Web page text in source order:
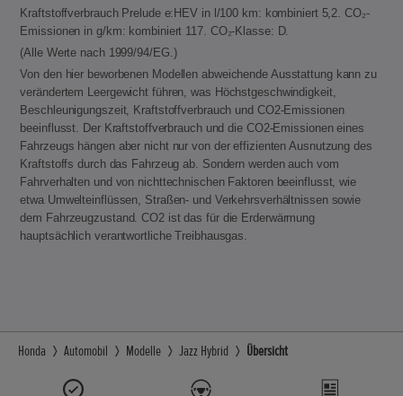
Kraftstoffverbrauch Prelude e:HEV in l/100 km: kombiniert 5,2. CO₂-
Emissionen in g/km: kombiniert 117. CO₂-Klasse: D.
(Alle Werte nach 1999/94/EG.)
Von den hier beworbenen Modellen abweichende Ausstattung kann zu
verändertem Leergewicht führen, was Höchstgeschwindigkeit,
Beschleunigungszeit, Kraftstoffverbrauch und CO2-Emissionen
beeinflusst. Der Kraftstoffverbrauch und die CO2-Emissionen eines
Fahrzeugs hängen aber nicht nur von der effizienten Ausnutzung des
Kraftstoffs durch das Fahrzeug ab. Sondern werden auch vom
Fahrverhalten und von nichttechnischen Faktoren beeinflusst, wie
etwa Umwelteinflüssen, Straßen- und Verkehrsverhältnissen sowie
dem Fahrzeugzustand. CO2 ist das für die Erderwärmung
hauptsächlich verantwortliche Treibhausgas.
Honda Automobil Modelle Jazz Hybrid Übersicht